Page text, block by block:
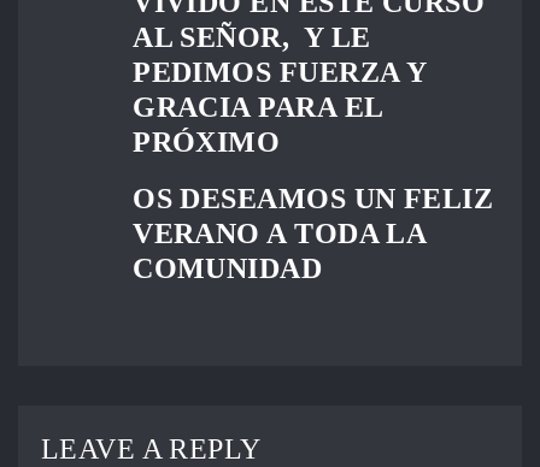
AL SEÑOR, Y LE
PEDIMOS FUERZA Y
GRACIA PARA EL
PRÓXIMO
OS DESEAMOS UN FELIZ
VERANO A TODA LA
COMUNIDAD
LEAVE A REPLY